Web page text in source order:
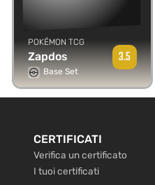
POKÉMON TCG
Zapdos
Base Set
3.5
CERTIFICATI
Verifica un certificato
I tuoi certificati